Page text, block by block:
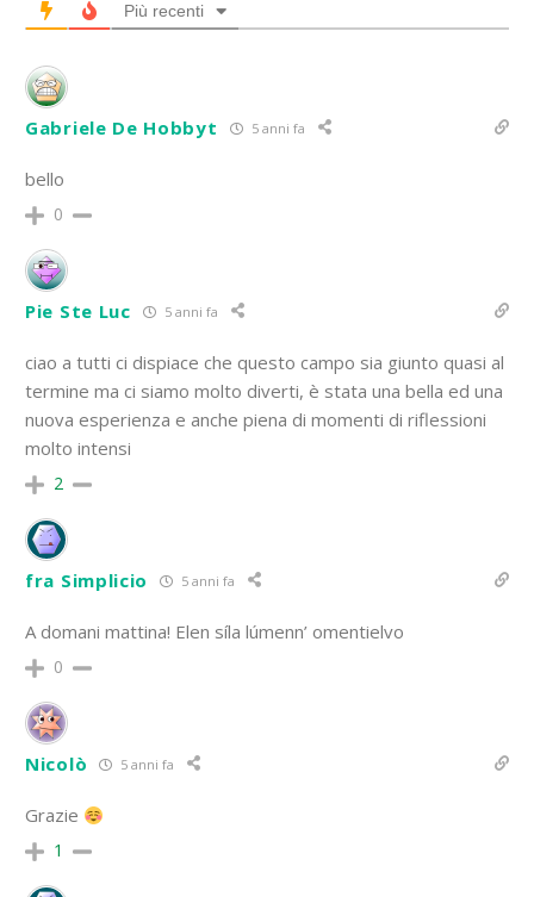
Più recenti
Gabriele De Hobbyt 5 anni fa
bello
0
Pie Ste Luc 5 anni fa
ciao a tutti ci dispiace che questo campo sia giunto quasi al
termine ma ci siamo molto diverti, è stata una bella ed una
nuova esperienza e anche piena di momenti di riflessioni
molto intensi
2
fra Simplicio 5 anni fa
A domani mattina! Elen síla lúmenn’ omentielvo
0
Nicolò 5 anni fa
Grazie
1